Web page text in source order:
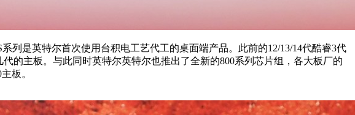
列是英特尔首次使用台积电工艺代工的桌面端产品。此前的12/13/14代酷睿3代
的主板。与此同时英特尔英特尔也推出了全新的800系列芯片组，各大板厂的
板 。